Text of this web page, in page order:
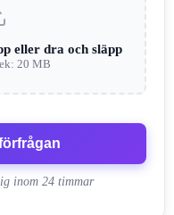
eller dra och släpp
20 MB
inom 24 timmar